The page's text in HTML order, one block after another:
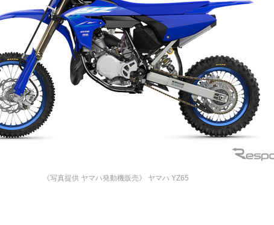
《写真提供 ヤマハ発動機販売》 ヤマハ YZ65